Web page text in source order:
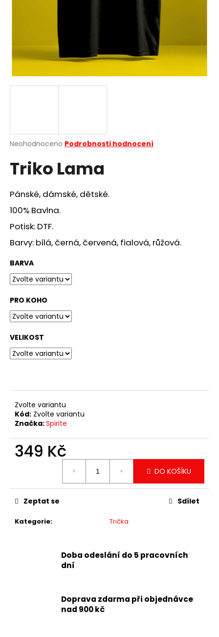
Průměrné
produktu
z
5
hvězdiček.
Neohodnoceno Podrobnosti hodnocení
Triko Lama
Pánské, dámské, dětské.
100% Bavlna.
Potisk: DTF.
Barvy: bílá, černá, červená, fialová, růžová.
BARVA
PRO KOHO
VELIKOST
Zvolte variantu
Kód: Zvolte variantu
Značka:Spirite
349 Kč
DO KOŠÍKU
Kategorie: Trička
Zeptat se Sdílet
Doba odeslání do 5 pracovních
dní
Doprava zdarma při objednávce
nad 900 kč
?
o
p
o
r
u
č
u
j
m
e
TRIKO
SLUCHÁTKA
349
Kč